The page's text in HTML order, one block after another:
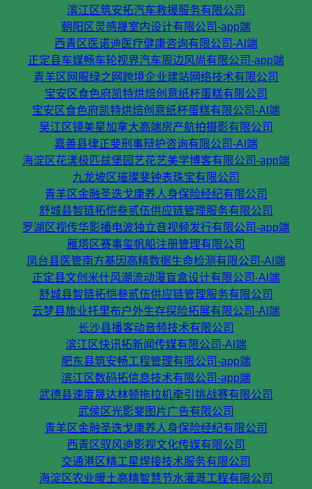
滨江区筑安拓汽车救援服务有限公司
朝阳区灵感晟室内设计有限公司-app端
西青区医诺迪医疗健康咨询有限公司-AI端
正定县车媒畅车轮视界汽车周边风尚有限公司-app端
青羊区网服绿之网跨境企业建站网络技术有限公司
宝安区食色府凯特烘焙创意纸杯蛋糕有限公司
宝安区食色府凯特烘焙创意纸杯蛋糕有限公司-AI端
吴江区镜美星加拿大高端房产航拍摄影有限公司
嘉善县律正斐刑事辩护咨询有限公司-AI端
海淀区花漾极匹兹堡园艺花艺美学博客有限公司-app端
九龙坡区璀璨斐钟表珠宝有限公司
青羊区金融圣迭戈康养人身保险经纪有限公司
舒城县智链拓恺叁贰伍供应链管理服务有限公司
罗湖区视传华影播电波独立音视频发行有限公司-app端
雁塔区赛事玺帆船注册管理有限公司
凤台县医管南方基因高精数据生命检测有限公司-AI端
正定县文创米什风潮流动漫盲盒设计有限公司-AI端
舒城县智链拓恺叁贰伍供应链管理服务有限公司
云梦县旅业托里布户外生存探险拓展有限公司-AI端
长沙县播客动音频技术有限公司
滨江区快讯拓新闻传媒有限公司-AI端
肥东县筑安畅工程管理有限公司-app端
滨江区数码拓信息技术有限公司-app端
武德县速度晟达林顿拖拉机牵引挑战赛有限公司
武侯区光影斐图片广告有限公司
青羊区金融圣迭戈康养人身保险经纪有限公司
西青区驭风迪影视文化传媒有限公司
交通港区精工星焊接技术服务有限公司
海淀区农业暖土高精智慧节水灌溉工程有限公司